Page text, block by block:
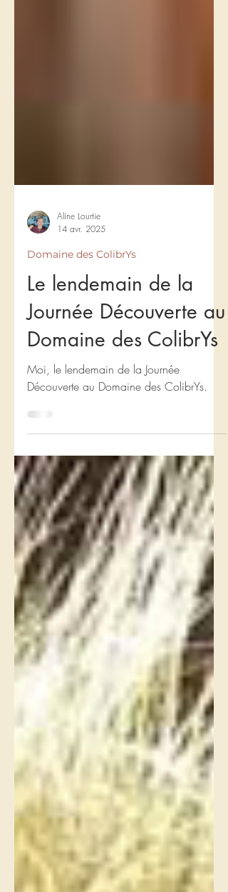
14 avr. 2025
Domaine des ColibrYs
Le lendemain de la
Journée Découverte au
Domaine des ColibrYs
Moi, le lendemain de la Journée
Découverte au Domaine des ColibrYs.